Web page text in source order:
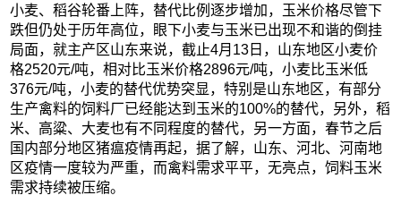
小麦、稻谷轮番上阵，替代比例逐步增加，玉米价格尽管下
跌但仍处于历年高位，眼下小麦与玉米已出现不和谐的倒挂
局面，就主产区山东来说，截止4月13日，山东地区小麦价
格2520元/吨，相对比玉米价格2896元/吨，小麦比玉米低
376元/吨，小麦的替代优势突显，特别是山东地区，有部分
生产禽料的饲料厂已经能达到玉米的100%的替代，另外，稻
米、高粱、大麦也有不同程度的替代，另一方面，春节之后
国内部分地区猪瘟疫情再起，据了解，山东、河北、河南地
区疫情一度较为严重，而禽料需求平平，无亮点，饲料玉米
需求持续被压缩。